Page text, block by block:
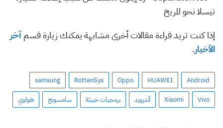
إذا كنت تريد قراءة مقالات أخرى مشابهة يمكنك زيارة قسمآخر
الأخبار.
Android
HUAWEI
Oppo
RottenSys
samsung
Vivo
Xiaomi أندرويد برمجيات خبيثة سامسونج هواوي